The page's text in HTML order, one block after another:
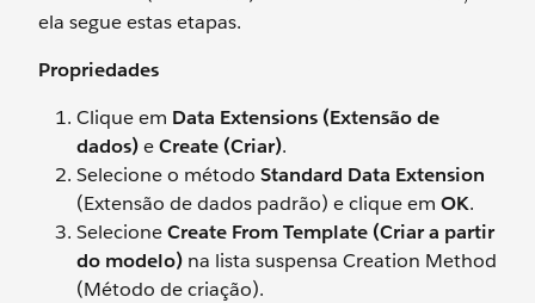
ela segue estas etapas.
Propriedades
Clique em Data Extensions (Extensão de
dados)eCreate (Criar).
Selecione o método Standard Data Extension
(Extensão de dados padrão) e clique em OK.
SelecioneCreate From Template (Criar a partir
do modelo) na lista suspensa Creation Method
(Método de criação).